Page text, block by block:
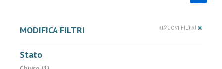
MODIFICA FILTRI RIMUOVI FILTRI
Stato